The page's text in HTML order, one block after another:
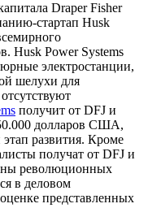
Draper Fisher
стартап Husk
Husk Power Systems
электростанции,
шелухи для
получит от DFJ и
долларов США,
развития. Кроме
получат от DFJ и
революционных
в деловом
представленных